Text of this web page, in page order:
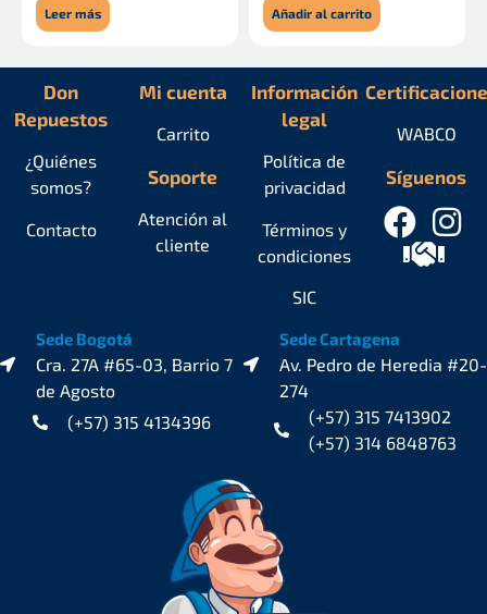
Leer más Añadir al carrito
Don
Repuestos
¿Quiénes
somos?
Contacto
Mi cuenta
Carrito
Soporte
Atención al
cliente
Información
legal
Política de
privacidad
Términos y
condiciones
SIC
Síguenos
WABCO
Sede Bogotá
Cra. 27A #65-03, Barrio 7
de Agosto
(+57) 315 4134396
Sede Cartagena
Av. Pedro de Heredia #20-
274
(+57) 315 7413902
(+57) 314 6848763